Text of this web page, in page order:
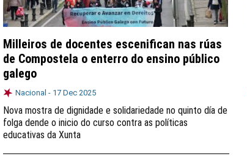
Milleiros de docentes escenifican nas rúas
de Compostela o enterro do ensino público
galego
Nacional - 17 Dec 2025
Nova mostra de dignidade e solidariedade no quinto día de
folga dende o inicio do curso contra as políticas
educativas da Xunta